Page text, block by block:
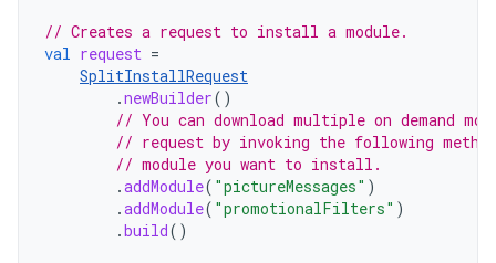
// Creates a request to install a module.
val request =
SplitInstallRequest
.newBuilder()
// You can download multiple on demand
// request by invoking the following
// module you want to install.
.addModule( "pictureMessages" )
.addModule( "promotionalFilters" )
.build()